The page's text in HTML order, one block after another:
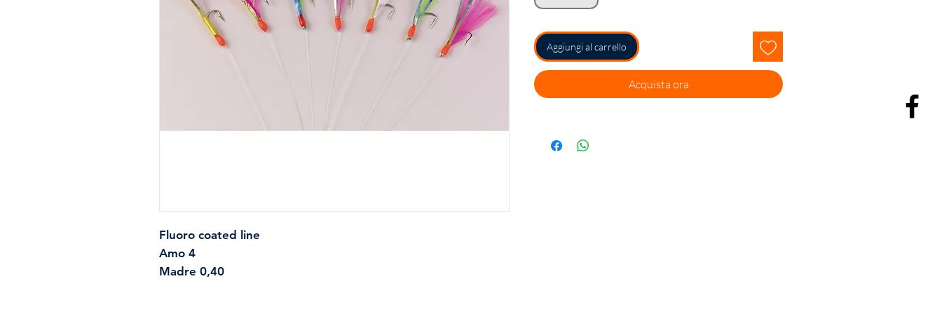
Fluoro coated line
Amo 4
Madre 0,40
Aggiungi al carrello
Acquista ora